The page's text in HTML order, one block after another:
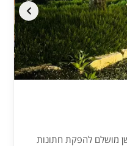
מושלם להפקת חתונות